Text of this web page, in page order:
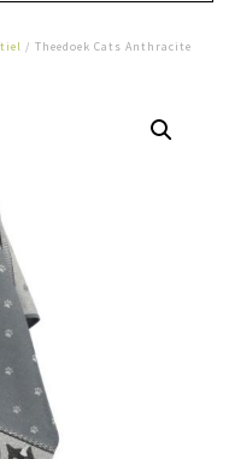
/ Theedoek Cats Anthracite